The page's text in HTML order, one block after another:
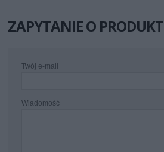
ZAPYTANIE O PRODUKT
Twój e-mail
Wiadomość